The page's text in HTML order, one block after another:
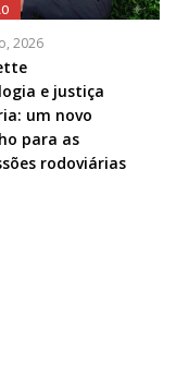
2026
e justiça
um novo
para as
rodoviárias